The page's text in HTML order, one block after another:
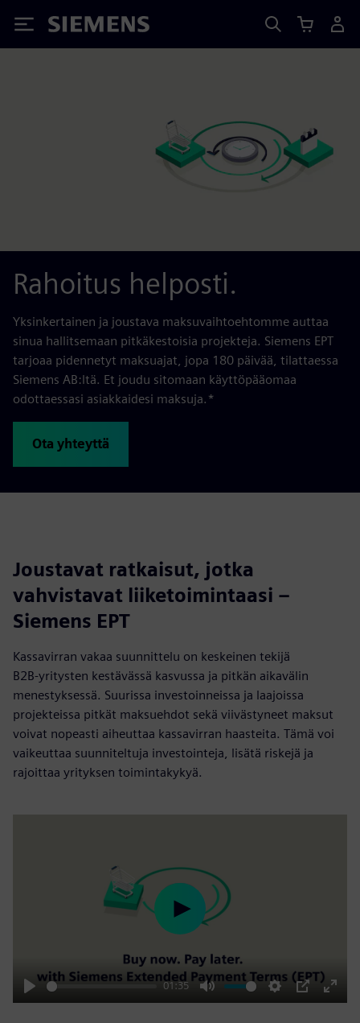
Siemens
Rahoitus helposti.
Yksinkertainen ja joustava maksuvaihtoehtomme auttaa
sinua hallitsemaan pitkäkestoisia projekteja. Siemens EPT
tarjoaa pidennetyt maksuajat, jopa 180 päivää, tilattaessa
Siemens AB:ltä. Et joudu sitomaan käyttöpääomaa
odottaessasi asiakkaidesi maksuja.*
Ota yhteyttä
Joustavat ratkaisut, jotka
vahvistavat liiketoimintaasi –
Siemens EPT
Kassavirran vakaa suunnittelu on keskeinen tekijä
B2B‑yritysten kestävässä kasvussa ja pitkän aikavälin
menestyksessä. Suurissa investoinneissa ja laajoissa
projekteissa pitkät maksuehdot sekä viivästyneet maksut
voivat nopeasti aiheuttaa kassavirran haasteita. Tämä voi
vaikeuttaa suunniteltuja investointeja, lisätä riskejä ja
rajoittaa yrityksen toimintakykyä.
Play
01:35
Mute Settings
PIP
Enter
Play